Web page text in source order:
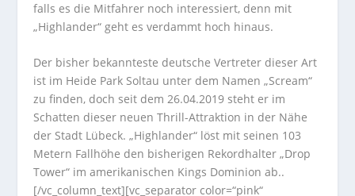
falls es die Mitfahrer noch interessiert, denn mit
„Highlander“ geht es verdammt hoch hinaus.
Der bisher bekannteste deutsche Vertreter dieser Art
ist im Heide Park Soltau unter dem Namen „Scream“
zu finden, doch seit dem 26.04.2019 steht er im
Schatten dieser neuen Thrill-Attraktion in der Nähe
der Stadt Lübeck. „Highlander“ löst mit seinen 103
Metern Fallhöhe den bisherigen Rekordhalter „Drop
Tower“ im amerikanischen Kings Dominion ab..
[/vc_column_text][vc_separator color=“pink“